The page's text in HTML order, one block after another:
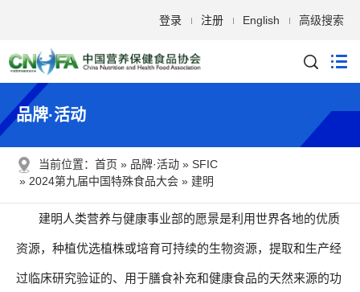
登录 注册 English 高级搜索
品牌·活动
当前位置： 首页 品牌·活动
SFIC
2024第九届中国特殊食品大会
建明
建明人类营养与健康事业部的愿景是利用世界各地的优质
资源，种植优选植株或培育可持续的生物资源，提取和生产经
过临床研究验证的、用于膳食补充和健康食品的天然来源的功